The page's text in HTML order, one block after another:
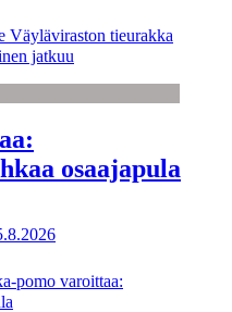
Väyläviraston tieurakka
jatkuu
osaajapula
pomo varoittaa: